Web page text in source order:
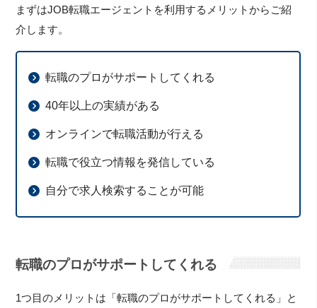
まずはJOB転職エージェントを利用するメリットからご紹
介します。
転職のプロがサポートしてくれる
40年以上の実績がある
オンラインで転職活動が行える
転職で役立つ情報を発信している
自分で求人検索することが可能
転職のプロがサポートしてくれる
1つ目のメリットは「転職のプロがサポートしてくれる」と